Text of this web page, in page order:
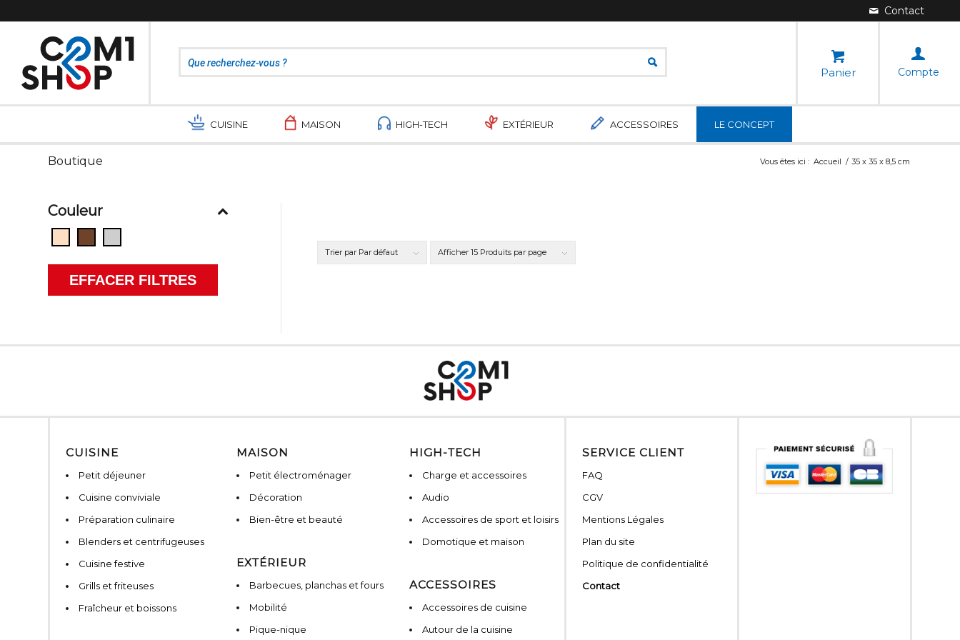
Panier Compte
CUISINE MAISON HIGH-TECH EXTÉRIEUR ACCESSOIRES LE CONCEPT
Boutique Vous êtes ici : Accueil / 35 x 35 x 8,5 cm
Trier par Par défaut Afficher 15 Produits par page
Couleur
EFFACER FILTRES
CUISINE
Petit déjeuner
Cuisine conviviale
Préparation culinaire
Blenders et centrifugeuses
Cuisine festive
Grills et friteuses
Fraîcheur et boissons
MAISON
Petit électroménager
Décoration
Bien-être et beauté
EXTÉRIEUR
Barbecues, planchas et fours
Mobilité
Pique-nique
HIGH-TECH
Charge et accessoires
Audio
Accessoires de sport et loisirs
Domotique et maison
ACCESSOIRES
Accessoires de cuisine
Autour de la cuisine
SERVICE CLIENT
FAQ
CGV
Mentions Légales
Plan du site
Politique de confidentialité
Contact